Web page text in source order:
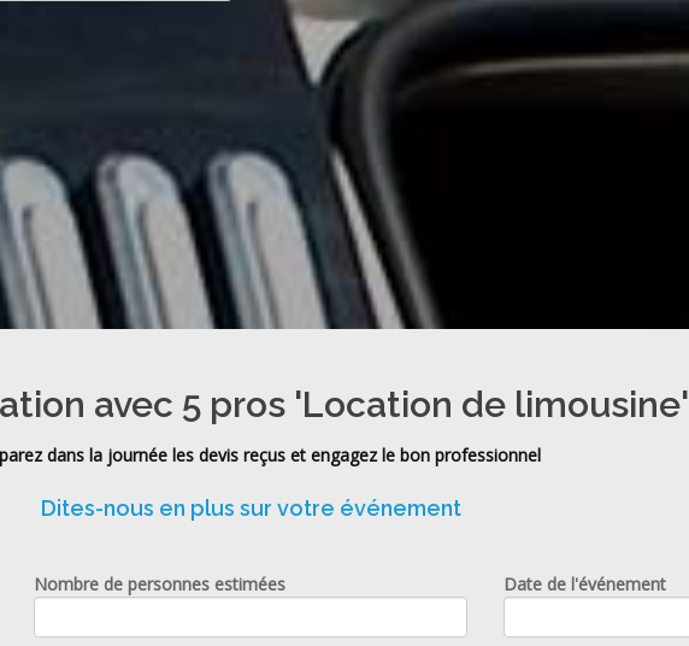
avec 5 pros 'Location de limousine'
dans la journée les devis reçus et engagez le bon professionnel
Dites-nous en plus sur votre événement
Nombre de personnes estimées
Date de l'événement